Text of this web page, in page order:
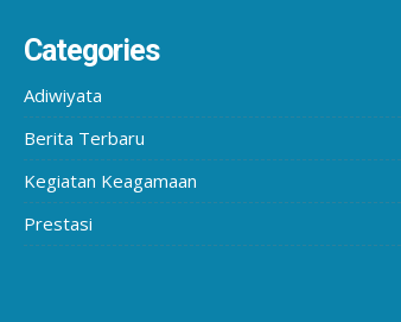
Categories
Adiwiyata
Berita Terbaru
Kegiatan Keagamaan
Prestasi